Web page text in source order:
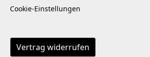
Cookie-Einstellungen
Vertrag widerrufen